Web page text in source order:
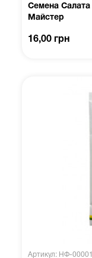
Семена
Майстер
16,00 грн
Артикул: НФ-